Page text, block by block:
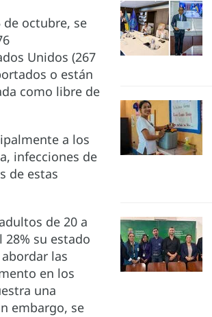
de octubre, se
Unidos (267
o están
como libre de
a los
infecciones de
de estas
de 20 a
28% su estado
las
en los
una
embargo, se